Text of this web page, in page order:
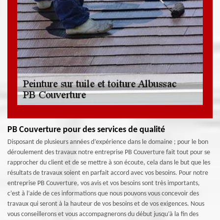
PB Couverture pour des services de qualité
Disposant de plusieurs années d’expérience dans le domaine ; pour le bon
déroulement des travaux notre entreprise PB Couverture fait tout pour se
rapprocher du client et de se mettre à son écoute, cela dans le but que les
résultats de travaux soient en parfait accord avec vos besoins. Pour notre
entreprise PB Couverture, vos avis et vos besoins sont très importants,
c’est à l’aide de ces informations que nous pouvons vous concevoir des
travaux qui seront à la hauteur de vos besoins et de vos exigences. Nous
vous conseillerons et vous accompagnerons du début jusqu’à la fin des